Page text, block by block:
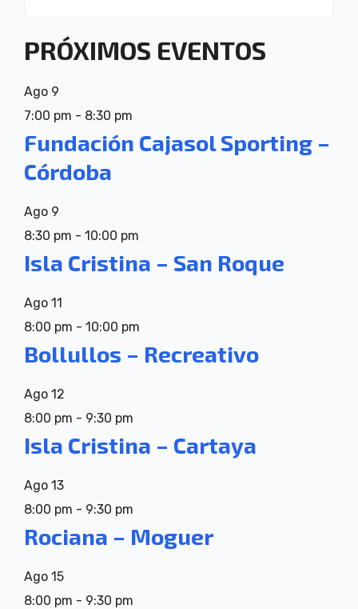
PRÓXIMOS EVENTOS
Ago 9
7:00 pm - 8:30 pm
Fundación Cajasol Sporting –
Córdoba
Ago 9
8:30 pm - 10:00 pm
Isla Cristina – San Roque
Ago 11
8:00 pm - 10:00 pm
Bollullos – Recreativo
Ago 12
8:00 pm - 9:30 pm
Isla Cristina – Cartaya
Ago 13
8:00 pm - 9:30 pm
Rociana – Moguer
Ago 15
8:00 pm - 9:30 pm